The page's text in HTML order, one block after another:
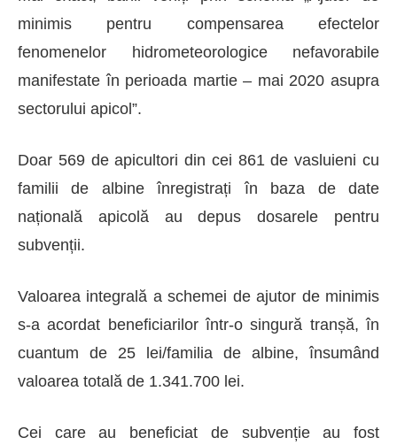
minimis pentru compensarea efectelor
fenomenelor hidrometeorologice nefavorabile
manifestate în perioada martie – mai 2020 asupra
sectorului apicol”.
Doar 569 de apicultoridin cei 861 de vasluieni cu
familii de albine înregistrațiîn baza de date
națională apicolă au depus dosarele pentru
subvenții.
Valoarea integrală a schemei de ajutor de minimis
s-a acordat beneficiarilor într-o singură tranșă, în
cuantum de 25 lei/familia de albine, însumând
valoarea totală de 1.341.700 lei.
Cei care au beneficiat de subvenție au fost